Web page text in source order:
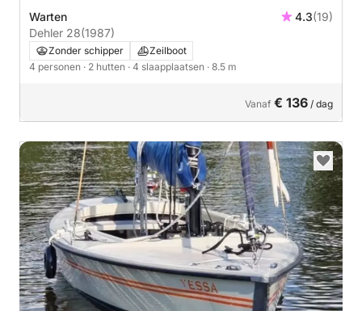
Warten 4.3(19)
Dehler 28(1987)
Zonder schipper
Zeilboot
4 personen · 2 hutten · 4 slaapplaatsen · 8.5 m
Vanaf € 136 / dag